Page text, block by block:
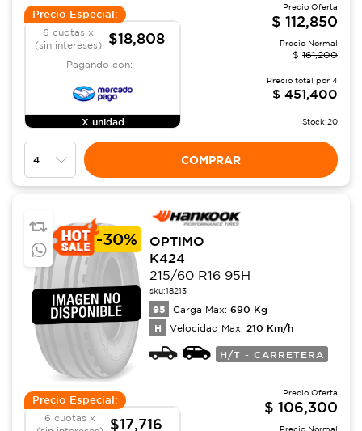
Precio Especial:
6 cuotas x
(sin intereses)
$18,808
Pagando con:
X unidad
Precio Oferta
$ 112,850
Precio Normal
$ 161,200
Precio total por 4
$ 451,400
Stock:20
COMPRAR
-30%
OPTIMO
K424
215/60 R16 95H
sku:18213
95 Carga Max: 690 Kg
H Velocidad Max: 210 Km/h
H/T - CARRETERA
Precio Especial:
6 cuotas x
$17,716
Precio Oferta
$ 106,300
Precio Normal